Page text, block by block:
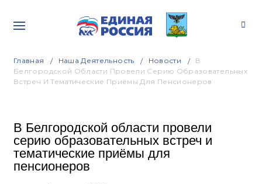
Главная Наша Деятельность Новости
В
Белгородской Области Провели Серию Образовательных
Встреч И Тематические Приёмы Для Пенсионеров
В Белгородской области провели
серию образовательных встреч и
тематические приёмы для
пенсионеров